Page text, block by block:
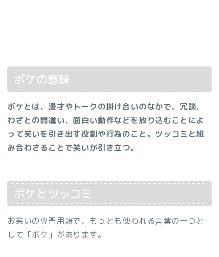
ボケの意味
ボケとは、漫才やトークの掛け合いのなかで、冗談、
わざとの間違い、面白い動作などを放り込むことによ
って笑いを引き出す役割や行為のこと。ツッコミと組
み合わさることで笑いが引き立つ。
ボケとツッコミ
お笑いの専門用語で、もっとも使われる言葉の一つと
して「ボケ」があります。